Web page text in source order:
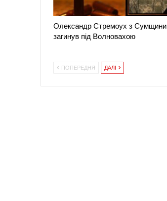
Олександр Стремоух з Сумщини
загинув під Волновахою
ПОПЕРЕДНЯ ДАЛІ